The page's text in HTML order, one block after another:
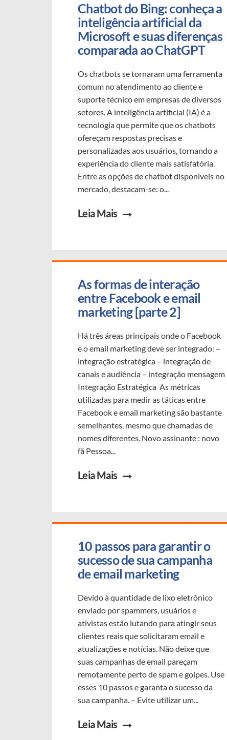
Chatbot do Bing: conheça a
inteligência artificial da
Microsoft e suas diferenças
comparada ao ChatGPT
Os chatbots se tornaram uma ferramenta
comum no atendimento ao cliente e
suporte técnico em empresas de diversos
setores. A inteligência artificial (IA) é a
tecnologia que permite que os chatbots
ofereçam respostas precisas e
personalizadas aos usuários, tornando a
experiência do cliente mais satisfatória.
Entre as opções de chatbot disponíveis no
mercado, destacam-se: o...
Leia Mais
As formas de interação
entre Facebook e email
marketing [parte 2]
Há três áreas principais onde o Facebook
e o email marketing deve ser integrado: –
integração estratégica – integração de
canais e audiência – integração mensagem
Integração Estratégica As métricas
utilizadas para medir as táticas entre
Facebook e email marketing são bastante
semelhantes, mesmo que chamadas de
nomes diferentes. Novo assinante : novo
fã Pessoa...
Leia Mais
10 passos para garantir o
sucesso de sua campanha
de email marketing
Devido à quantidade de lixo eletrônico
enviado por spammers, usuários e
ativistas estão lutando para atingir seus
clientes reais que solicitaram email e
atualizações e notícias. Não deixe que
suas campanhas de email pareçam
remotamente perto de spam e golpes. Use
esses 10 passos e garanta o sucesso da
sua campanha. – Evite utilizar um...
Leia Mais